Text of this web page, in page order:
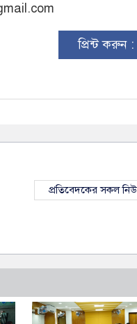
প্রিন্ট করুন :
প্রতিবেদকের সকল